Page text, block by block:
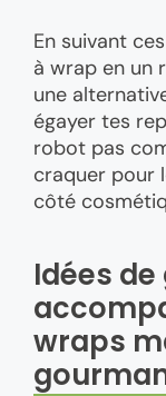
En suivant
à wrap en un
une
égayer tes
robot pas
craquer pour
côté
Idées
wraps